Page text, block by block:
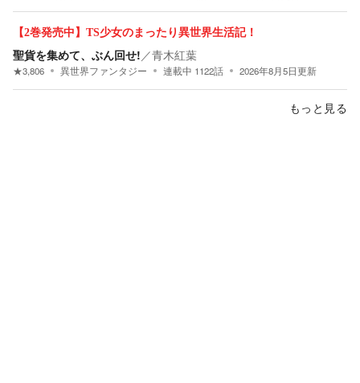
【2巻発売中】TS少女のまったり異世界生活記！
聖貨を集めて、ぶん回せ! ／青木紅葉
★3,806 異世界ファンタジー 連載中 1122話 2026年8月5日更新
もっと見る